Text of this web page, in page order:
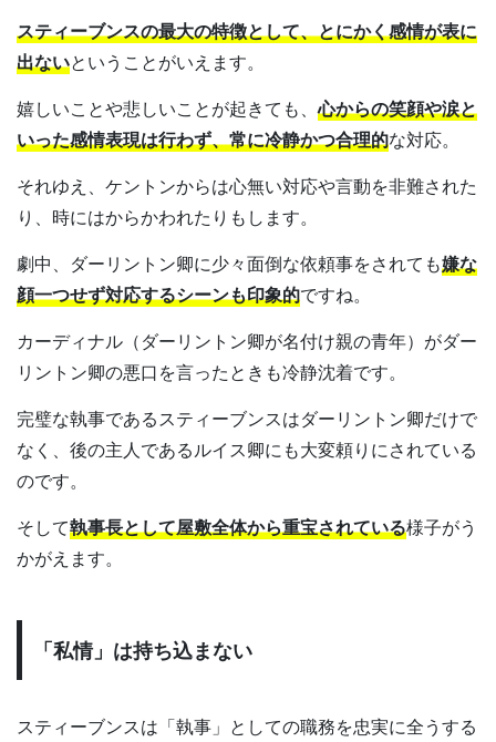
スティーブンスの最大の特徴として、とにかく感情が表に
出ないということがいえます。
嬉しいことや悲しいことが起きても、心からの笑顔や涙と
いった感情表現は行わず、常に冷静かつ合理的な対応。
それゆえ、ケントンからは心無い対応や言動を非難された
り、時にはからかわれたりもします。
劇中、ダーリントン卿に少々面倒な依頼事をされても嫌な
顔一つせず対応するシーンも印象的ですね。
カーディナル（ダーリントン卿が名付け親の青年）がダー
リントン卿の悪口を言ったときも冷静沈着です。
完璧な執事であるスティーブンスはダーリントン卿だけで
なく、後の主人であるルイス卿にも大変頼りにされている
のです。
そして執事長として屋敷全体から重宝されている様子がう
かがえます。
「私情」は持ち込まない
スティーブンスは「執事」としての職務を忠実に全うする